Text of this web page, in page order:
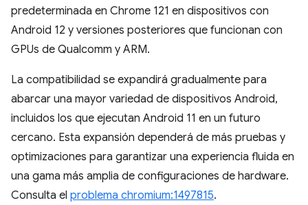
predeterminada en Chrome 121 en dispositivos con
Android 12 y versiones posteriores que funcionan con
GPUs de Qualcomm y ARM.
La compatibilidad se expandirá gradualmente para
abarcar una mayor variedad de dispositivos Android,
incluidos los que ejecutan Android 11 en un futuro
cercano. Esta expansión dependerá de más pruebas y
optimizaciones para garantizar una experiencia fluida en
una gama más amplia de configuraciones de hardware.
Consulta el problema chromium:1497815.